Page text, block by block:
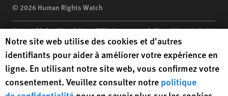
© 2026 Human Rights Watch
Human Rights Watch| 350 Fifth Avenue, 34th Floor | New York,NY
10118-3299USA |t1.212.290.4700
Human Rights Watchis a 501(C)(3) nonprofit registered in the US
under EIN: 13-2875808
Human Rights Watch cookie preferences
Notre site web utilise des cookies et d'autres
identifiants pour aider à améliorer votre expérience en
ligne. En utilisant notre site web, vous confirmez votre
consentement. Veuillez consulter notre politique